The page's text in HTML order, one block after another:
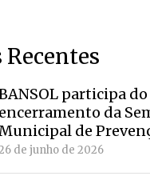
participa do
encerramento da
de
de junho de 2026